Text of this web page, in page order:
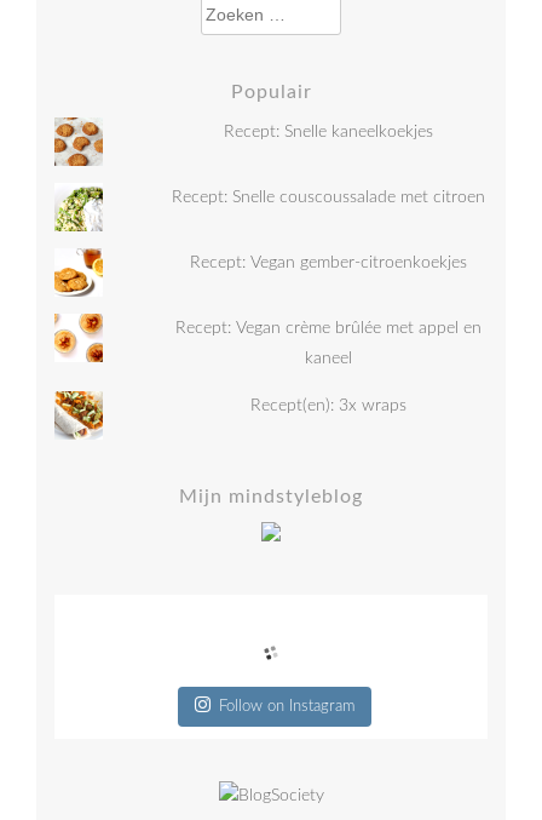
Zoeken naar:
Populair
Recept: Snelle kaneelkoekjes
Recept: Snelle couscoussalade met citroen
Recept: Vegan gember-citroenkoekjes
Recept: Vegan crème brûlée met appel en
kaneel
Recept(en): 3x wraps
Mijn mindstyleblog
Follow on Instagram